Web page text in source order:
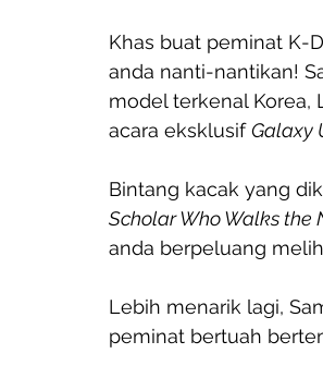
Khas buat peminat K-
anda nanti-nantikan!
model terkenal Korea,
acara eksklusif Galaxy
Bintang kacak yang
Scholar Who Walks the
anda berpeluang
Lebih menarik lagi,
peminat bertuah